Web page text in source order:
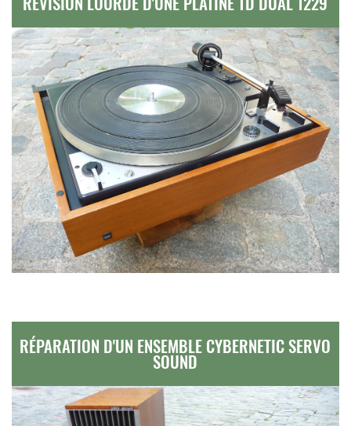
RÉPARATION D'UN ENSEMBLE CYBERNETIC SERVO
SOUND